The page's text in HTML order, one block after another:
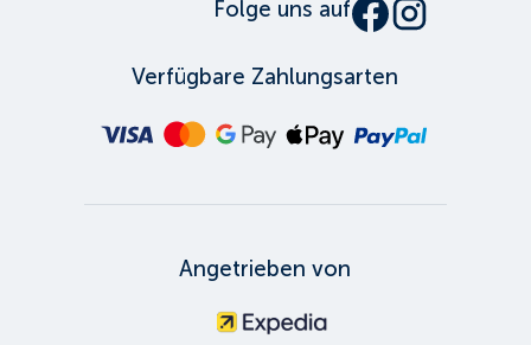
Folge uns auf
Verfügbare Zahlungsarten
Angetrieben von